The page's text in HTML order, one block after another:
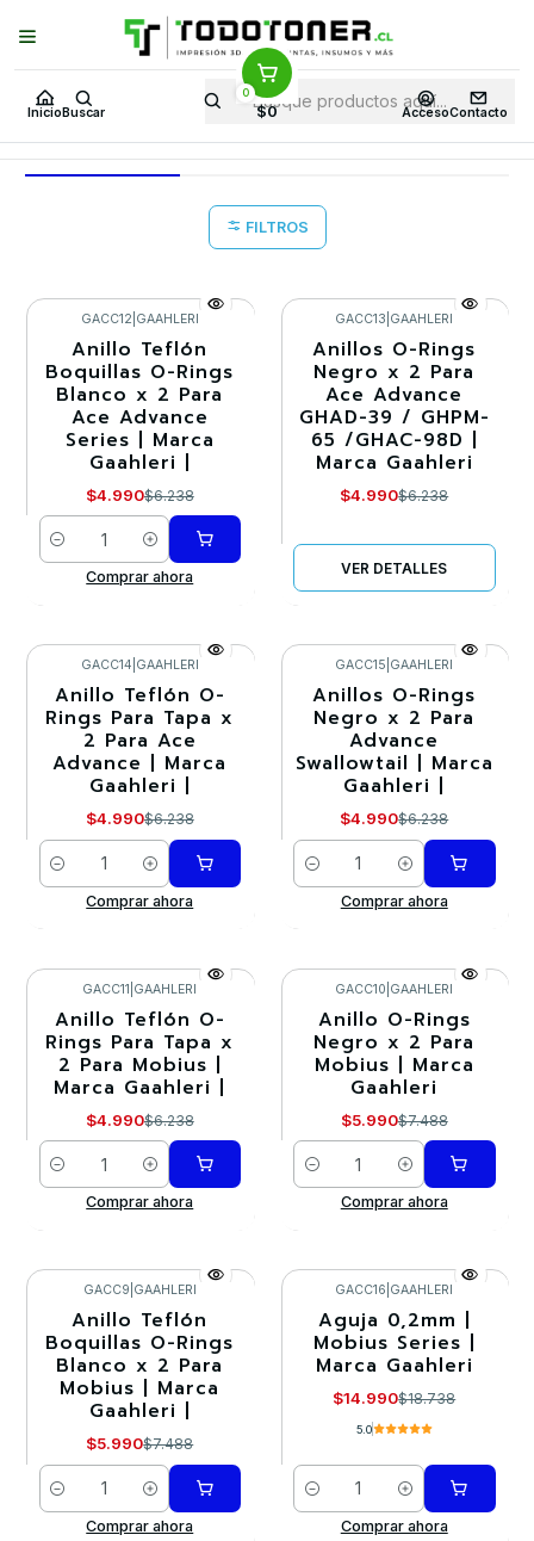
Inicio Buscar
0
$0 AccesoContacto
Puedes Elegir: Comprar enTienda· Despachoa Todo Chile · Retiro en
Tienda en24 Horas
Inicio Todo 3D AERÓGRAFOS ACCESORIOS Y REPUESTOS
ACCESORIOS Y REPUESTOS
FILTROS
-20%
GACC12 GAAHLERI
Anillo Teflón
Boquillas O-Rings
Blanco x 2 Para
Ace Advance
Series | Marca
Gaahleri |
$4.990$6.238
Cantidad
Comprar ahora
-20%
Agotado
GACC13 GAAHLERI
Anillos O-Rings
Negro x 2 Para
Ace Advance
GHAD-39 / GHPM-
65 /GHAC-98D |
Marca Gaahleri
$4.990$6.238
VER DETALLES
-20%
GACC14 GAAHLERI
Anillo Teflón O-
Rings Para Tapa x
2 Para Ace
Advance | Marca
Gaahleri |
$4.990$6.238
Cantidad
Comprar ahora
-20%
GACC15 GAAHLERI
Anillos O-Rings
Negro x 2 Para
Advance
Swallowtail | Marca
Gaahleri |
$4.990$6.238
Cantidad
Comprar ahora
-20%
GACC11 GAAHLERI
Anillo Teflón O-
Rings Para Tapa x
2 Para Mobius |
Marca Gaahleri |
$4.990$6.238
Cantidad
Comprar ahora
-20%
GACC10 GAAHLERI
Anillo O-Rings
Negro x 2 Para
Mobius | Marca
Gaahleri
$5.990$7.488
Cantidad
Comprar ahora
-20%
GACC9 GAAHLERI
Anillo Teflón
Boquillas O-Rings
Blanco x 2 Para
Mobius | Marca
Gaahleri |
$5.990$7.488
Cantidad
Comprar ahora
-20%
GACC16 GAAHLERI
Aguja 0,2mm |
Mobius Series |
Marca Gaahleri
$14.990$18.738
5.0
Cantidad
Comprar ahora